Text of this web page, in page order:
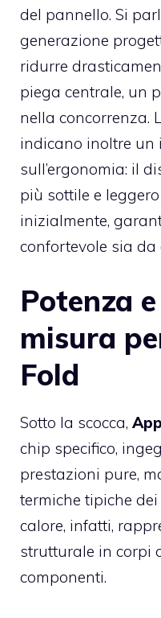
del pannello. Si
generazione
ridurre
piega centrale, un
nella concorrenza.
indicano inoltre un
sull’ergonomia: il
più sottile e
inizialmente,
confortevole sia
Potenza
misura
Fold
Sotto la scocca,
chip specifico,
prestazioni pure,
termiche tipiche
calore, infatti,
strutturale in corpi
componenti.